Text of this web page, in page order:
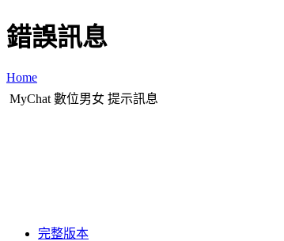
錯誤訊息
Home
MyChat 數位男女 提示訊息
完整版本